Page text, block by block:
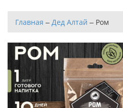
Главная – Дед Алтай – Ром